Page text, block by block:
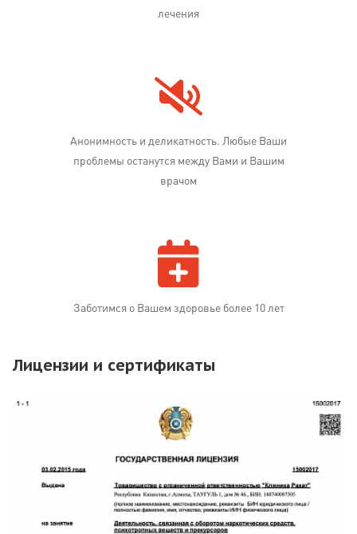
лечения
Анонимность и деликатность. Любые Ваши
проблемы останутся между Вами и Вашим
врачом
Заботимся о Вашем здоровье более 10 лет
Лицензии и сертификаты